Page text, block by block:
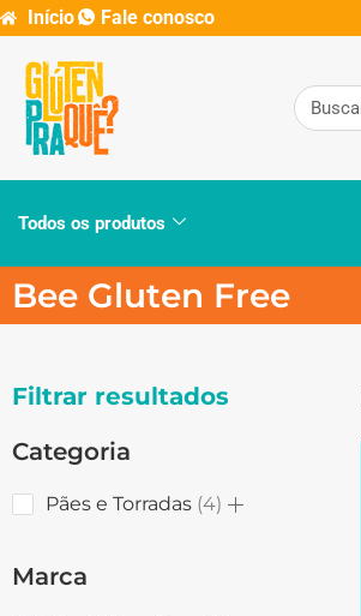
Início Fale conosco
Todos os produtos
Bee Gluten Free
Filtrar resultados
Categoria
Pães e Torradas 4
Marca